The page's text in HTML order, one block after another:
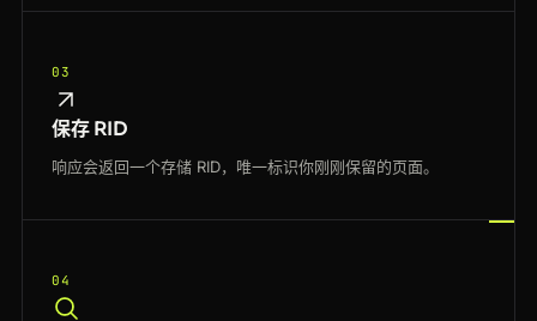
03
保存 RID
响应会返回一个存储 RID，唯一标识你刚刚保留的页面。
04